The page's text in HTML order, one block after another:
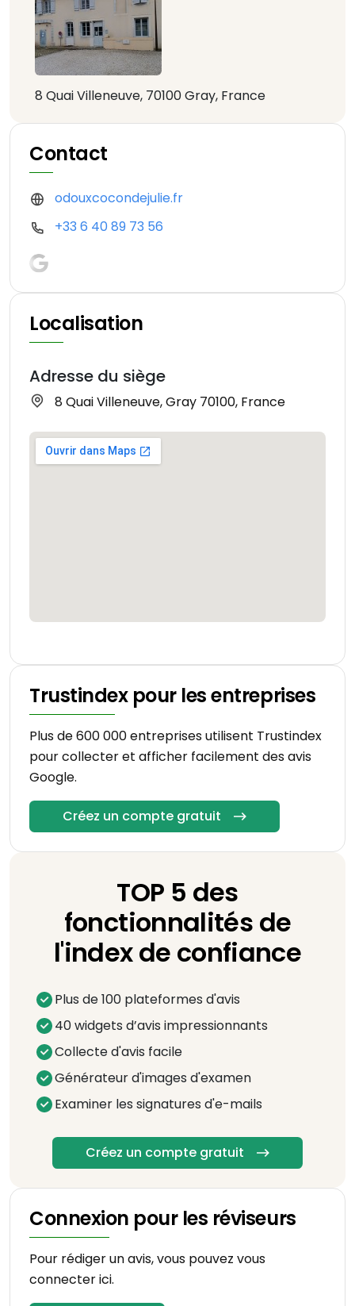
8 Quai Villeneuve, 70100 Gray, France
Contact
odouxcocondejulie.fr
+33 6 40 89 73 56
Localisation
Adresse du siège
8 Quai Villeneuve, Gray 70100, France
Trustindex pour les entreprises
Plus de 600 000 entreprises utilisent Trustindex
pour collecter et afficher facilement des avis
Google.
Créez un compte gratuit
TOP 5 des
fonctionnalités de
l'index de confiance
Plus de 100 plateformes d'avis
40 widgets d’avis impressionnants
Collecte d'avis facile
Générateur d'images d'examen
Examiner les signatures d'e-mails
Créez un compte gratuit
Connexion pour les réviseurs
Pour rédiger un avis, vous pouvez vous
connecter ici.